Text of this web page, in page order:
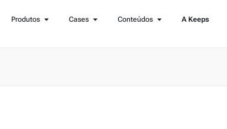
Produtos Cases Conteúdos A Keeps